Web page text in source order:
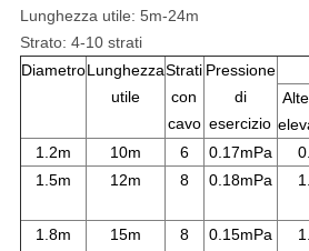
Lunghezza utile: 5m-24m
Strato: 4-10 strati
DiametroLunghezza
utile
Strati
con
cavo
Pressione
di
esercizio
1.2m 10m 6 0.17mPa
1.5m
12m 8 0.18mPa
1.8m
15m 8 0.15mPa